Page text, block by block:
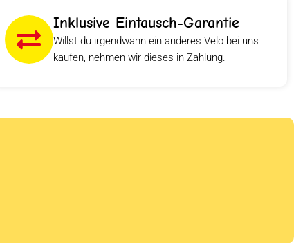
Inklusive Eintausch-Garantie
Willst du irgendwann ein anderes Velo bei uns
kaufen, nehmen wir dieses in Zahlung.